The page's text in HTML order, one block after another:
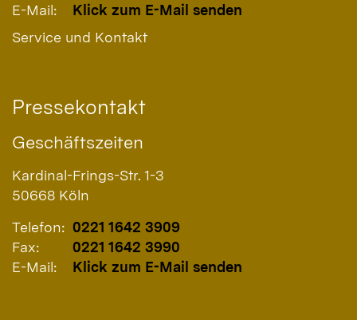
E-Mail:
Klick zum E-Mail senden
Service und Kontakt
Pressekontakt
Geschäftszeiten
Kardinal-Frings-Str. 1-3
50668 Köln
Telefon: 0221 1642 3909
Fax:
0221 1642 3990
E-Mail:
Klick zum E-Mail senden